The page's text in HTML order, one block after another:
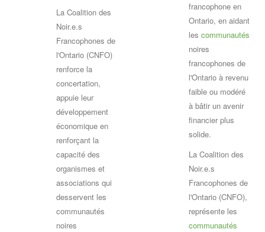
La Coalition des
Noir.e.s
Francophones de
l'Ontario (CNFO)
renforce la
concertation,
appuie leur
développement
économique en
renforçant la
capacité des
organismes et
associations qui
desservent les
communautés
noires
francophone en
Ontario, en aidant
les communautés
noires
francophones de
l'Ontario à revenu
faible ou modéré
à bâtir un avenir
financier plus
solide.
La Coalition des
Noir.e.s
Francophones de
l'Ontario (CNFO),
représente les
communautés